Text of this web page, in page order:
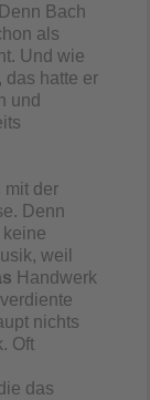
Bach
als
Und wie
das hatte er
und
mit der
Denn
keine
weil
Handwerk
nichts
Oft
das